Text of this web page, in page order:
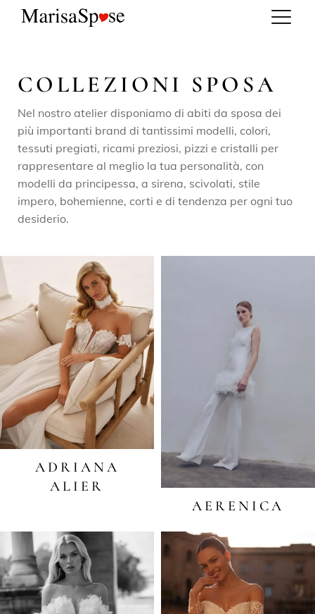
COLLEZIONI SPOSA
Nel nostro atelier disponiamo di abiti da sposa dei
più importanti brand di tantissimi modelli, colori,
tessuti pregiati, ricami preziosi, pizzi e cristalli per
rappresentare al meglio la tua personalità, con
modelli da principessa, a sirena, scivolati, stile
impero, bohemienne, corti e di tendenza per ogni tuo
desiderio.
ADRIANA
ALIER
AERENICA